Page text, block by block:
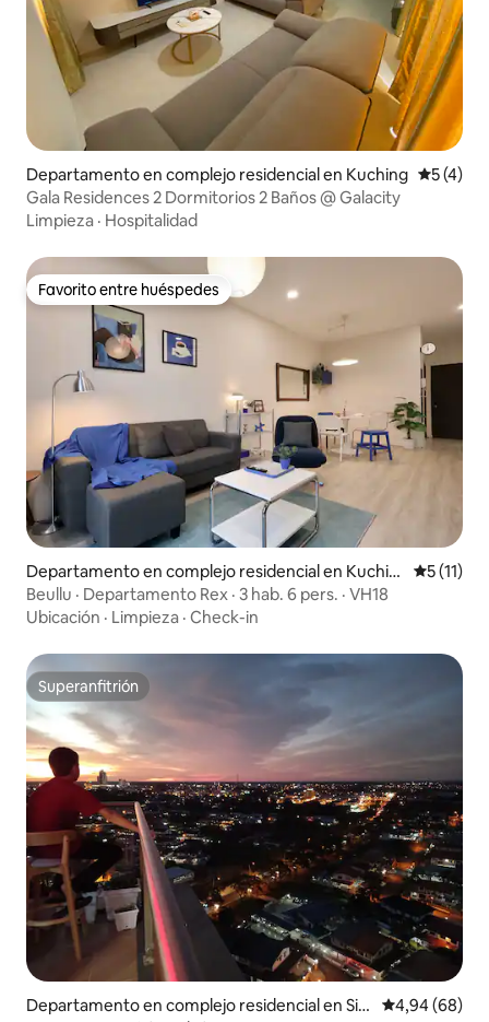
Departamento en complejo residencial en Kuching
5 (4)
Gala Residences 2 Dormitorios 2 Baños @ Galacity
Limpieza · Hospitalidad
Favorito entre huéspedes
Favorito entre huéspedes
Departamento en complejo residencial en Kuchin
g
5 (11)
Beullu · Departamento Rex · 3 hab. 6 pers. · VH18
Ubicación · Limpieza · Check-in
Superanfitrión
Superanfitrión
Departamento en complejo residencial en Sib
Calificación
4,94 (68)